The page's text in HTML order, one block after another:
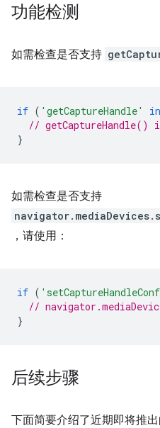
功能检测
如需检查是否支持
if ( 'getCaptureHandle' in
// getCaptureHandle()
}
如需检查是否支持
，请使用：
if (
//
}
后续步骤
下面简要介绍了近期即将推